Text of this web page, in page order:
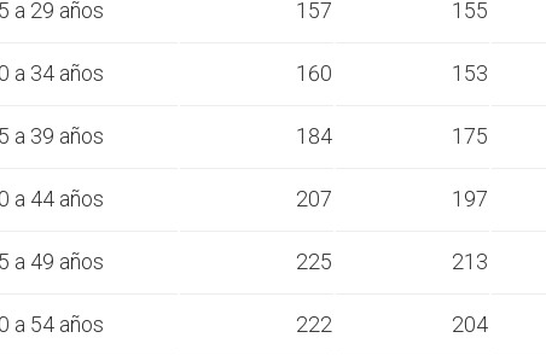
a 29 años 157 155
a 34 años 160 153
a 39 años 184 175
a 44 años 207 197
a 49 años 225 213
a 54 años 222 204